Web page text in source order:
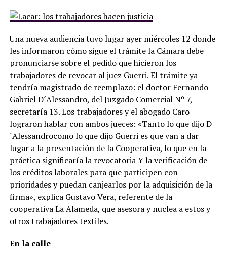
Una nueva audiencia tuvo lugar ayer miércoles 12 donde
les informaron cómo sigue el trámite la Cámara debe
pronunciarse sobre el pedido que hicieron los
trabajadores de revocar al juez Guerri. El trámite ya
tendría magistrado de reemplazo: el doctor Fernando
Gabriel D´Alessandro, del Juzgado Comercial Nº 7,
secretaría 13. Los trabajadores y el abogado Caro
lograron hablar con ambos jueces: «Tanto lo que dijo D
´Alessandrocomo lo que dijo Guerri es que van a dar
lugar a la presentación de la Cooperativa, lo que en la
práctica significaría la revocatoria Y la verificación de
los créditos laborales para que participen con
prioridades y puedan canjearlos por la adquisición de la
firma», explica Gustavo Vera, referente de la
cooperativa La Alameda, que asesora y nuclea a estos y
otros trabajadores textiles.
En la calle